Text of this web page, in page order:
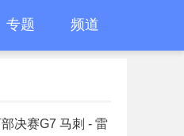
专题 频道
决赛G7 马刺 - 雷